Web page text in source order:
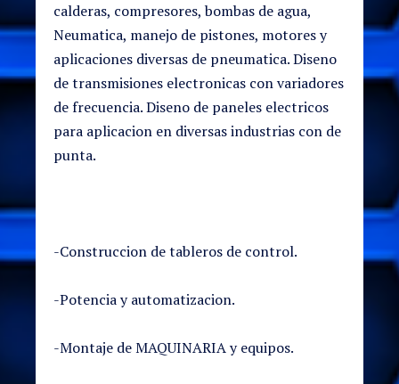
calderas, compresores, bombas de agua,
Neumatica, manejo de pistones, motores y
aplicaciones diversas de pneumatica. Diseno
de transmisiones electronicas con variadores
de frecuencia. Diseno de paneles electricos
para aplicacion en diversas industrias con de
punta.
-Construccion de tableros de control.
-Potencia y automatizacion.
-Montaje de MAQUINARIA y equipos.